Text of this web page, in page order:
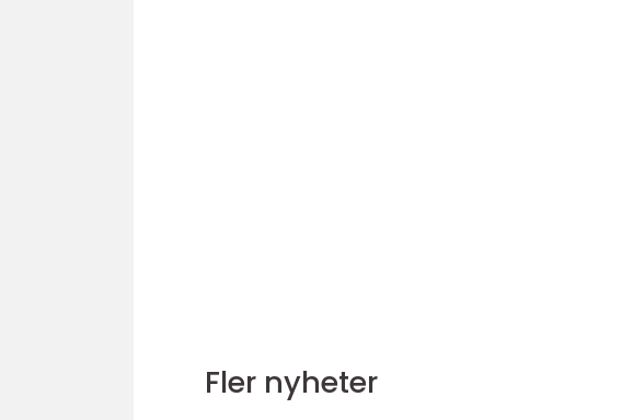
Fler nyheter